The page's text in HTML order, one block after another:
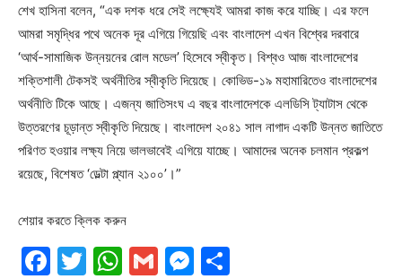
শেখ হাসিনা বলেন, “এক দশক ধরে সেই লক্ষ্যেই আমরা কাজ করে যাচ্ছি। এর ফলে
আমরা সমৃদ্ধির পথে অনেক দূর এগিয়ে গিয়েছি এবং বাংলাদেশ এখন বিশ্বের দরবারে
‘আর্থ-সামাজিক উন্নয়নের রোল মডেল’ হিসেবে স্বীকৃত। বিশ্বও আজ বাংলাদেশের
শক্তিশালী টেকসই অর্থনীতির স্বীকৃতি দিয়েছে। কোভিড-১৯ মহামারিতেও বাংলাদেশের
অর্থনীতি টিকে আছে। এজন্য জাতিসংঘ এ বছর বাংলাদেশকে এলডিসি ট্যাটাস থেকে
উত্তরণের চূড়ান্ত স্বীকৃতি দিয়েছে। বাংলাদেশ ২০৪১ সাল নাগাদ একটি উন্নত জাতিতে
পরিণত হওয়ার লক্ষ্য নিয়ে ভালভাবেই এগিয়ে যাচ্ছে। আমাদের অনেক চলমান প্রকল্প
রয়েছে, বিশেষত ‘ডেল্টা প্ল্যান ২১০০’।”
শেয়ার করতে ক্লিক করুন
Facebook
Twitter
WhatsApp
GmailMessenger